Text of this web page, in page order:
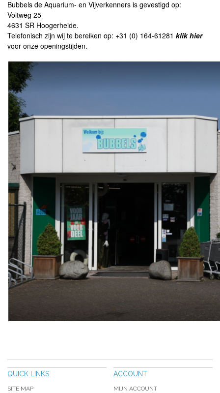
Bubbels de Aquarium- en Vijverkenners is gevestigd op:
Voltweg 25
4631 SR Hoogerheide.
Telefonisch zijn wij te bereiken op: +31 (0) 164-61281 klik hier
voor onze openingstijden.
QUICK LINKS
SITE MAP
ACCOUNT
MIJN ACCOUNT